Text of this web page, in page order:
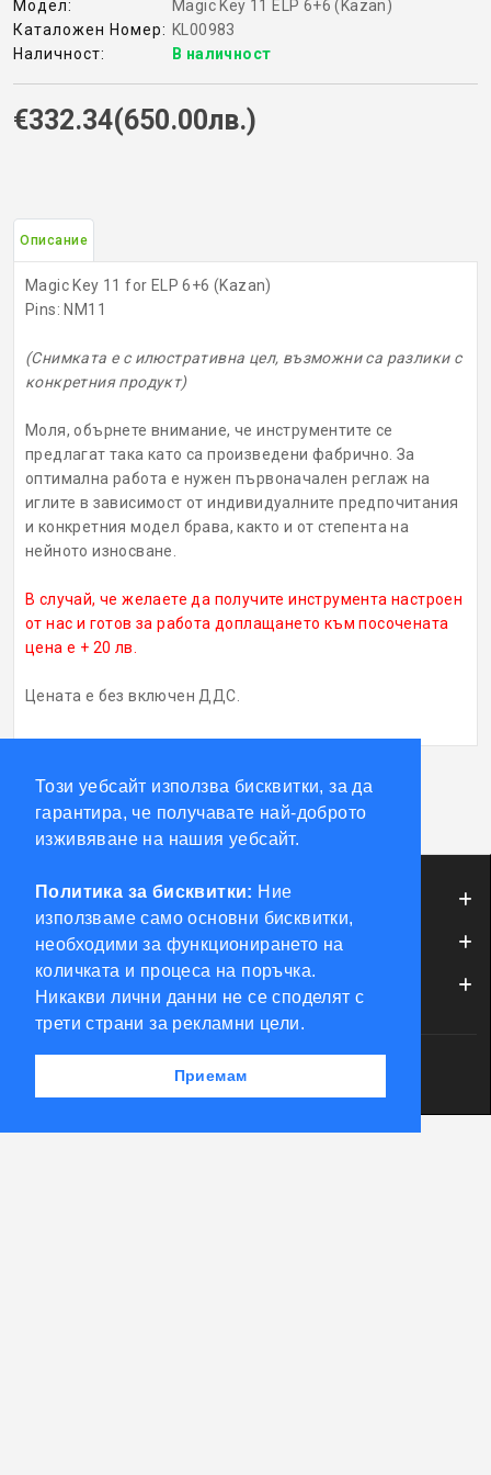
Този уебсайт използва бисквитки, за да
гарантира, че получавате най-доброто
изживяване на нашия уебсайт.
Политика за бисквитки: Ние
използваме само основни бисквитки,
необходими за функционирането на
количката и процеса на поръчка.
Никакви лични данни не се споделят с
трети страни за рекламни цели.
Приемам
КОНТРОЛ НА ДОСТЪП
КЛЮЧАРСКИ УСЛУГИ
ИМОБИЛАЙЗЕРИ
Модел:
Magic Key 11 ELP 6+6 (Kazan)
Каталожен Номер: KL00983
Наличност:
В наличност
€332.34(650.00лв.)
Описание
Magic Key 11 for ELP 6+6 (Kazan)
Pins: NM11
(Снимката е с илюстративна цел, възможни са разлики с
конкретния продукт)
Моля, обърнете внимание, че инструментите се
предлагат така като са произведени фабрично. За
оптимална работа е нужен първоначален реглаж на
иглите в зависимост от индивидуалните предпочитания
и конкретния модел брава, както и от степента на
нейното износване.
В случай, че желаете да получите инструмента настроен
от нас и готов за работа доплащането към посочената
цена е + 20 лв.
Цената е без включен ДДС.
Етикети:Magic Key 11 ELP 6+6 (Kazan)
ИНФОРМАЦИЯ
ОБСЛУЖВАНЕ НА КЛИЕНТИ
МОЯТ ПРОФИЛ
КЛЮЧАРСКИ СКЛАД КЛЮЧКО © 2026